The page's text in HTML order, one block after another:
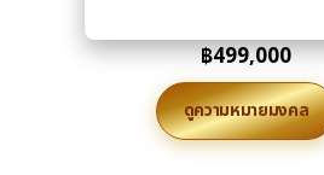
฿499,000
ดูความหมายมงคล